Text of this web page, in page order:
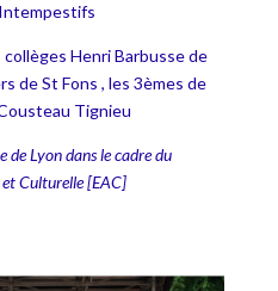
Henri Barbusse de
de St Fons , les 3èmes de
Tignieu
de Lyon dans le cadre du
Culturelle [EAC]